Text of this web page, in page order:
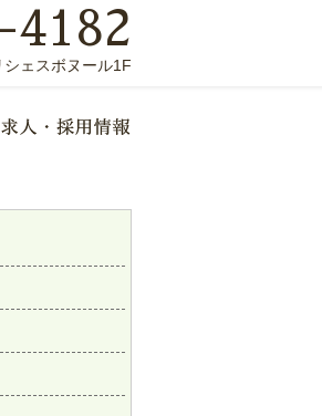
4182
ェスボヌール1F
時間・地図